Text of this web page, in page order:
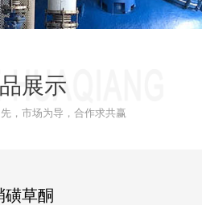
展示
，市场为导，合作求共赢
磺草酮